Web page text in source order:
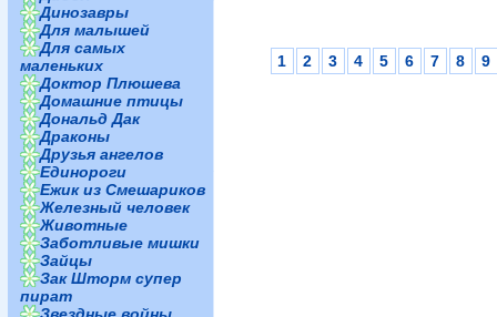
Динозавры
Для малышей
Для самых
маленьких
Доктор Плюшева
Домашние птицы
Дональд Дак
Драконы
Друзья ангелов
Единороги
Ежик из Смешариков
Железный человек
Животные
Заботливые мишки
Зайцы
Зак Шторм супер
пират
1 2 3 4 5 6 7 8 9